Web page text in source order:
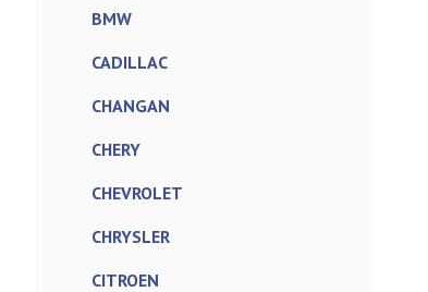
BMW
CADILLAC
CHANGAN
CHERY
CHEVROLET
CHRYSLER
CITROEN